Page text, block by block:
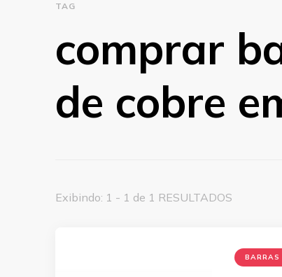
TAG
comprar
de cobre
Exibindo: 1 - 1 de 1 RESULTADOS
BARRAS